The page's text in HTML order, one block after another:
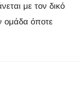
με τον δικό
ομάδα όποτε